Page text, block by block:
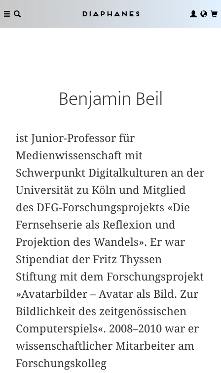
Diaphanes
Benjamin Beil
ist Junior-Professor für
Medienwissenschaft mit
Schwerpunkt Digitalkulturen an der
Universität zu Köln und Mitglied
des DFG-Forschungsprojekts «Die
Fernsehserie als Reflexion und
Projektion des Wandels». Er war
Stipendiat der Fritz Thyssen
Stiftung mit dem Forschungsprojekt
»Avatarbilder – Avatar als Bild. Zur
Bildlichkeit des zeitgenössischen
Computerspiels«. 2008–2010 war er
wissenschaftlicher Mitarbeiter am
Forschungskolleg